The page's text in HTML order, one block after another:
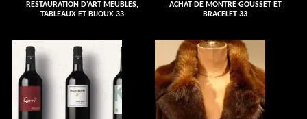
RESTAURATION D'ART MEUBLES,
TABLEAUX ET BIJOUX 33
ACHAT DE MONTRE GOUSSET ET
BRACELET 33